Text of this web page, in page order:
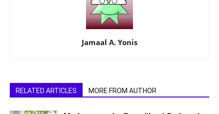
Jamaal A. Yonis
RELATED ARTICLES MORE FROM AUTHOR